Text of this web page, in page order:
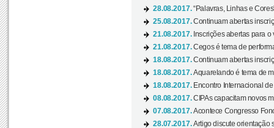
28.08.2017.“Palavras, Linhas e
25.08.2017.Continuam abertas
21.08.2017. Inscrições abertas para
21.08.2017.Cegos é tema de
18.08.2017.Continuam abertas
18.08.2017.Aquarelando é tema de
18.08.2017. Encontro Internacional
08.08.2017.CIPAs capacitam novos
07.08.2017.Acontece Congresso
28.07.2017.Artigo discute orientação